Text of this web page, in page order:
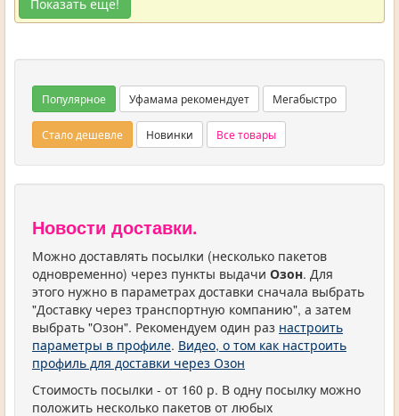
Показать ещё!
Популярное Уфамама рекомендует Мегабыстро
Стало дешевле Новинки Все товары
Новости доставки.
Можно доставлять посылки (несколько пакетов
одновременно) через пункты выдачи Озон. Для
этого нужно в параметрах доставки сначала выбрать
"Доставку через транспортную компанию", а затем
выбрать "Озон". Рекомендуем один раз настроить
параметры в профиле. Видео, о том как настроить
профиль для доставки через Озон
Стоимость посылки - от 160 р. В одну посылку можно
положить несколько пакетов от любых